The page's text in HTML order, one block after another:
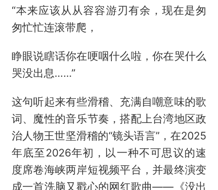
“本来应该从从容容游刃有余，现在是匆
匆忙忙连滚带爬，
睁眼说瞎话你在哽咽什么啦，你在哭什么
哭没出息……”
这句听起来有些滑稽、充满自嘲意味的歌
词、魔性的音乐节奏，搭配上台湾地区政
治人物王世坚滑稽的“镜头语言”，在2025
年底至2026年初，以一种不可思议的速
度席卷海峡两岸短视频平台，并最终演变
成一首洗脑又戳心的网红歌曲——《没出